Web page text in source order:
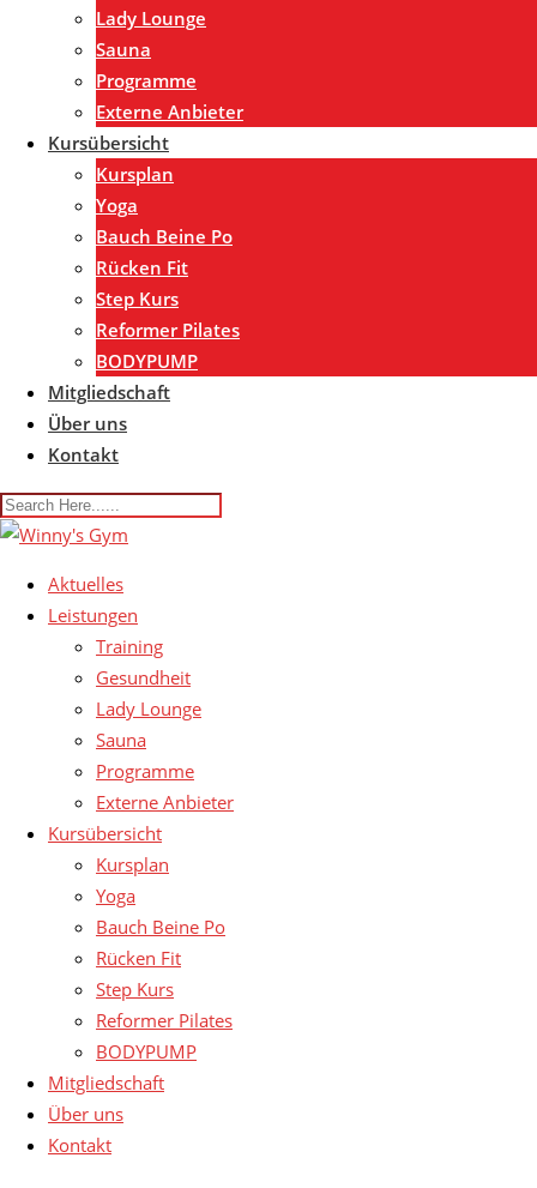
Lady Lounge
Sauna
Programme
Externe Anbieter
Kursübersicht
Kursplan
Yoga
Bauch Beine Po
Rücken Fit
Step Kurs
Reformer Pilates
BODYPUMP
Mitgliedschaft
Über uns
Kontakt
Aktuelles
Leistungen
Training
Gesundheit
Lady Lounge
Sauna
Programme
Externe Anbieter
Kursübersicht
Kursplan
Yoga
Bauch Beine Po
Rücken Fit
Step Kurs
Reformer Pilates
BODYPUMP
Mitgliedschaft
Über uns
Kontakt